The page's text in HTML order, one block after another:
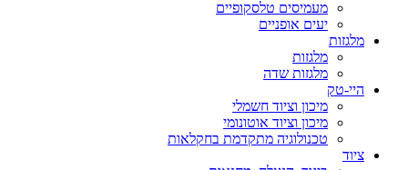
מעמיסים טלסקופיים
יעים אופניים
מלגזות
מלגזות
מלגזות שדה
היי-טק
מיכון וציוד חשמלי
מיכון וציוד אוטונומי
טכנולוגיה מתקדמת בחקלאות
ציוד